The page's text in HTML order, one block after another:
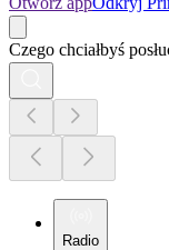
Czego chciałbyś
Radio